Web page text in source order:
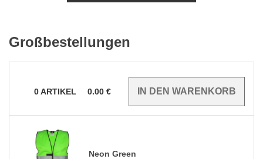
Großbestellungen
0ARTIKEL 0.00 €
Neon Green